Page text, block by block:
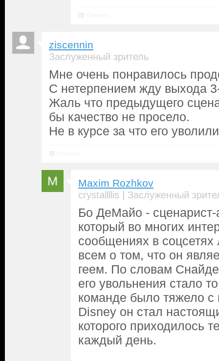
ziscennin
Заслуженный зритель
Мне очень понравилось
С нетерпением жду выхода
Жаль что предыдущего
бы качество не просело.
Не в курсе за что его
Maxim Rozhkov
crystallllis | Заслуженный
Бо ДеМайо -
который во многих
сообщениях в
всем о том, что он
геем. По словам
его увольнения стало
команде было тяжело с
Disney он стал
которого приходилось
каждый день.